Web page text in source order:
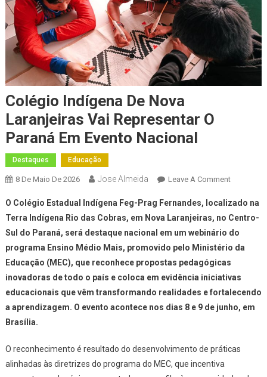
Colégio Indígena De Nova
Laranjeiras Vai Representar O
Paraná Em Evento Nacional
Destaques Educação
8 De Maio De 2026 Jose Almeida Leave A CommentOn
Indígena
De
Nova
Laranjeiras
Vai
O
Paraná
O Colégio Estadual Indígena Feg-Prag Fernandes, localizado na
Terra Indígena Rio das Cobras, em Nova Laranjeiras, no Centro-
Sul do Paraná, será destaque nacional em um webinário do
programa Ensino Médio Mais, promovido pelo Ministério da
Educação (MEC), que reconhece propostas pedagógicas
inovadoras de todo o país e coloca em evidência iniciativas
educacionais que vêm transformando realidades e fortalecendo
a aprendizagem. O evento acontece nos dias 8 e 9 de junho, em
Brasília.
O reconhecimento é resultado do desenvolvimento de práticas
alinhadas às diretrizes do programa do MEC, que incentiva